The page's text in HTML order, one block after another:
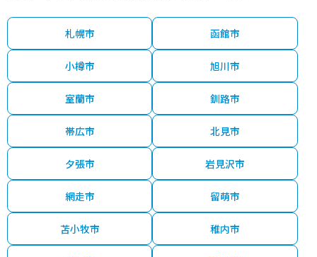
札幌市 函館市
小樽市 旭川市
室蘭市 釧路市
帯広市 北見市
夕張市 岩見沢市
網走市 留萌市
苫小牧市 稚内市